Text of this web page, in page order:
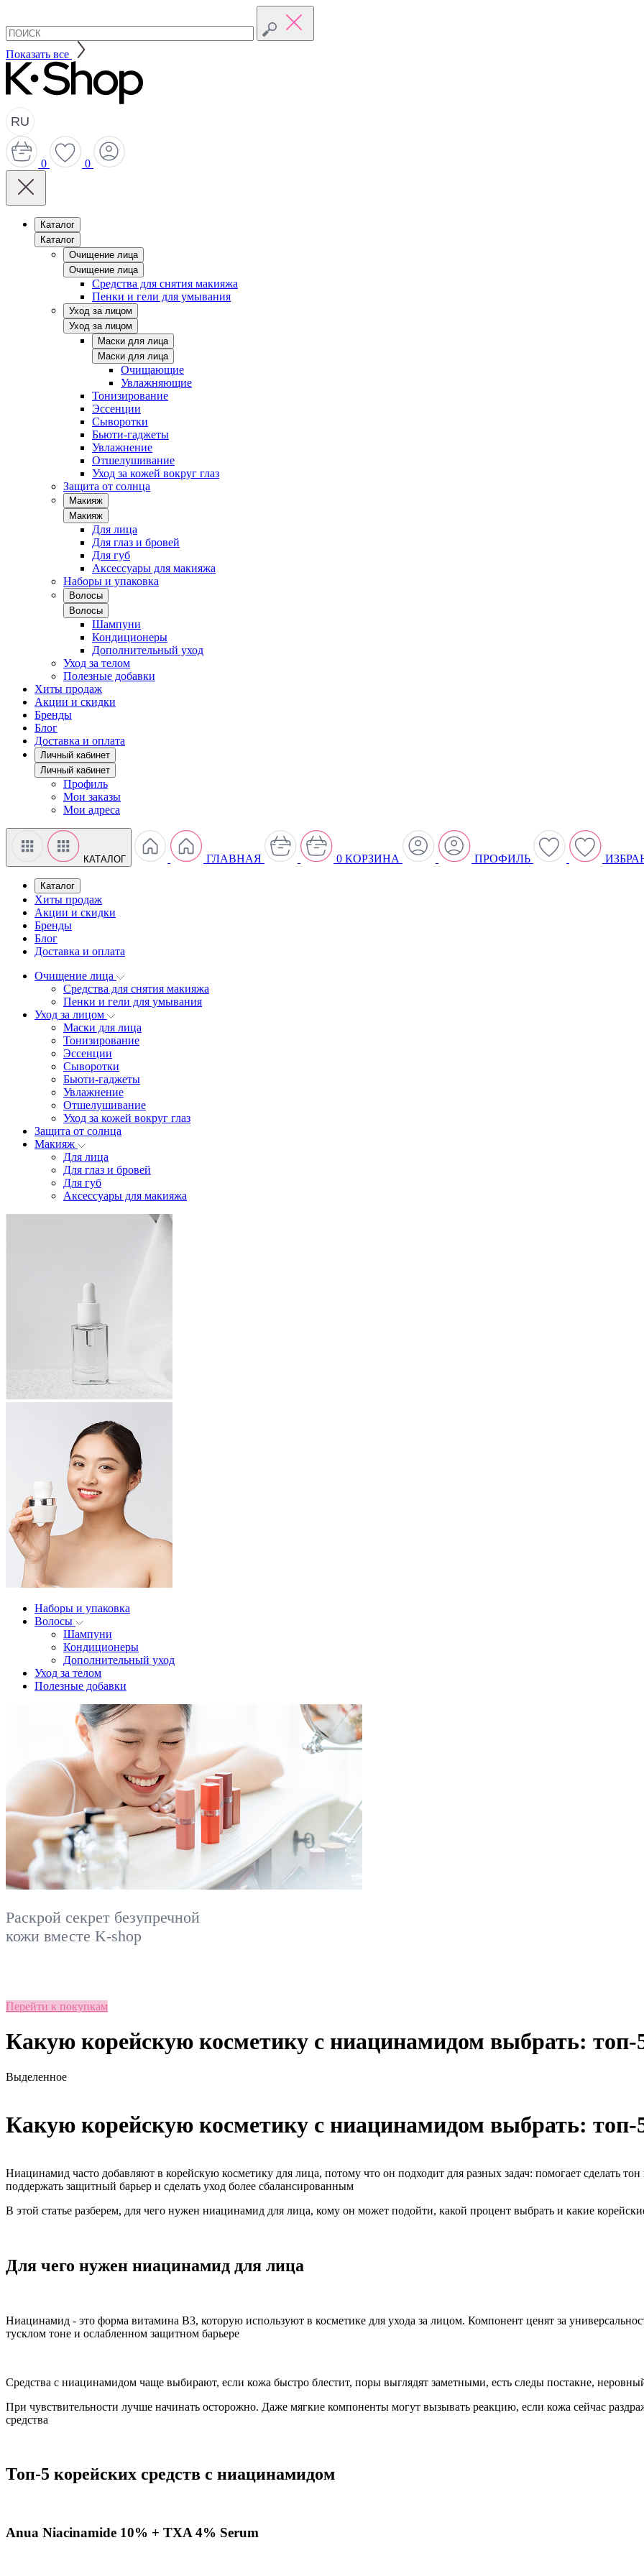
Показать все
RU
0 0
Каталог
Каталог
Очищение лица
Очищение лица
Средства для снятия макияжа
Пенки и гели для умывания
Уход за лицом
Уход за лицом
Маски для лица
Маски для лица
Очищающие
Увлажняющие
Тонизирование
Эссенции
Сыворотки
Бьюти-гаджеты
Увлажнение
Отшелушивание
Уход за кожей вокруг глаз
Защита от солнца
Макияж
Макияж
Для лица
Для глаз и бровей
Для губ
Аксессуары для макияжа
Наборы и упаковка
Волосы
Волосы
Шампуни
Кондиционеры
Дополнительный уход
Уход за телом
Полезные добавки
Хиты продаж
Акции и скидки
Бренды
Блог
Доставка и оплата
Личный кабинет
Личный кабинет
Профиль
Мои заказы
Мои адреса
КАТАЛОГ ГЛАВНАЯ 0 КОРЗИНА ПРОФИЛЬ
Каталог
Хиты продаж
Акции и скидки
Бренды
Блог
Доставка и оплата
Очищение лица
Средства для снятия макияжа
Пенки и гели для умывания
Уход за лицом
Маски для лица
Тонизирование
Эссенции
Сыворотки
Бьюти-гаджеты
Увлажнение
Отшелушивание
Уход за кожей вокруг глаз
Защита от солнца
Макияж
Для лица
Для глаз и бровей
Для губ
Аксессуары для макияжа
Наборы и упаковка
Волосы
Шампуни
Кондиционеры
Дополнительный уход
Уход за телом
Полезные добавки
Раскрой секрет безупречной
кожи вместе K-shop
Перейти к покупкам
Какую корейскую косметику с ниацинамидом выбрать: топ-
Выделенное
Какую корейскую косметику с ниацинамидом выбрать: топ-
Ниацинамид часто добавляют в корейскую косметику для лица, потому что он подходит для разных задач: помогает сделать
поддержать защитный барьер и сделать уход более сбалансированным
В этой статье разберем, для чего нужен ниацинамид для лица, кому он может подойти, какой процент выбрать и какие
Для чего нужен ниацинамид для лица
Ниацинамид - это форма витамина В3, которую используют в косметике для ухода за лицом. Компонент ценят за
тусклом тоне и ослабленном защитном барьере
Средства с ниацинамидом чаще выбирают, если кожа быстро блестит, поры выглядят заметными, есть следы постакне,
При чувствительности лучше начинать осторожно. Даже мягкие компоненты могут вызывать реакцию, если кожа сейчас
средства
Топ-5 корейских средств с ниацинамидом
Anua Niacinamide 10% + TXA 4% Serum